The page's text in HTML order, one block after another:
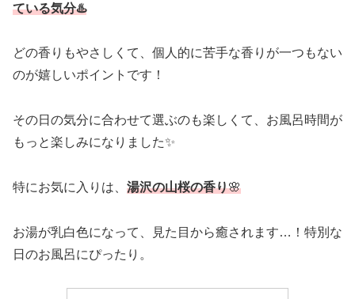
ている気分♨️
どの香りもやさしくて、個人的に苦手な香りが一つもない
のが嬉しいポイントです！
その日の気分に合わせて選ぶのも楽しくて、お風呂時間が
もっと楽しみになりました✨
特にお気に入りは、 湯沢の山桜の香り🌸
お湯が乳白色になって、見た目から癒されます…！特別な
日のお風呂にぴったり。